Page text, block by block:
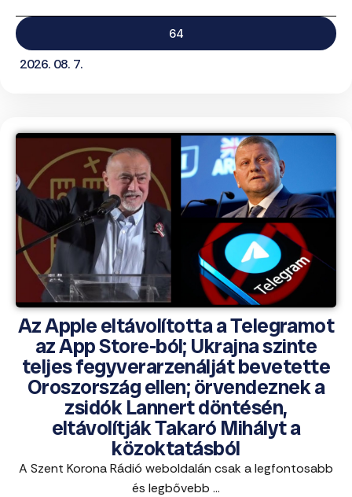
64
2026. 08. 7.
Az Apple eltávolította a Telegramot
az App Store-ból; Ukrajna szinte
teljes fegyverarzenálját bevetette
Oroszország ellen; örvendeznek a
zsidók Lannert döntésén,
eltávolítják Takaró Mihályt a
közoktatásból
A Szent Korona Rádió weboldalán csak a legfontosabb
és legbővebb ...